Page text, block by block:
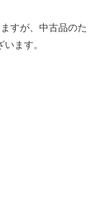
すが、中古品のた
ます。